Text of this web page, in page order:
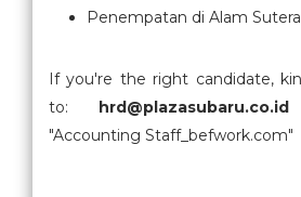
Penempatan di Alam
If you're the right candidate,
to:
"Accounting Staff_befwork.com"